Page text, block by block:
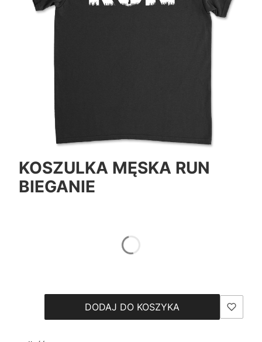
KOSZULKA MĘSKA RUN
BIEGANIE
DODAJ DO KOSZYKA